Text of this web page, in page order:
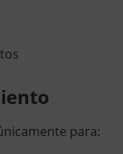
para: